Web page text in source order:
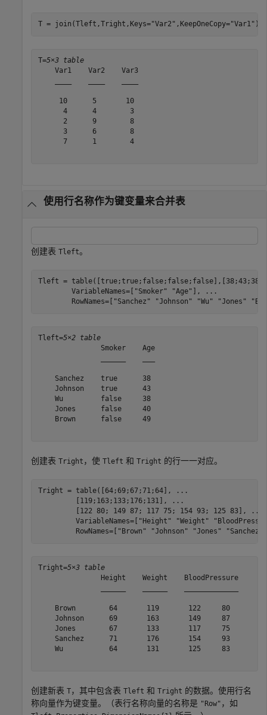
T = join(Tleft,Tright,Keys="Var2" ,KeepOneCopy="Var1" )
T=5×3 table
    Var1    Var2    Var3
     10      5       10
      4      4        3
      2      9        8
      3      6        8
      7      1        4
使用行名称作为键变量来合并表
创建表 Tleft。
Tleft =
        VariableNames=[
"Smoker" "Age" ],
...
        RowNames=[
"Sanchez" "Johnson" "Wu" "Jones"
Tleft=5×2 table
               Smoker    Age
    Sanchez    true      38
    Johnson    true      43
    Wu         false     38
    Jones      false     40
    Brown      false     49
创建表 Tright ，使 Tleft 和 Tright 的行一一对应。
Tright = table([64;69;67;71;64],
...
         [119;163;133;176;131],
...
         [122 80; 149 87; 117 75; 154 93; 125 83],
...
         VariableNames=[
"Height" "Weight"
         RowNames=[
"Brown" "Johnson" "Jones" "Sanchez"
Tright=5×3 table
               Height    Weight    BloodPressure
    Brown        64       119       122     80
    Johnson      69       163       149     87
    Jones        67       133       117     75
    Sanchez      71       176       154     93
    Wu           64       131       125     83
创建新表 T，其中包含表 Tleft 和 Tright 的数据。使用行名
称向量作为键变量。（表行名称向量的名称是 "Row" ，如